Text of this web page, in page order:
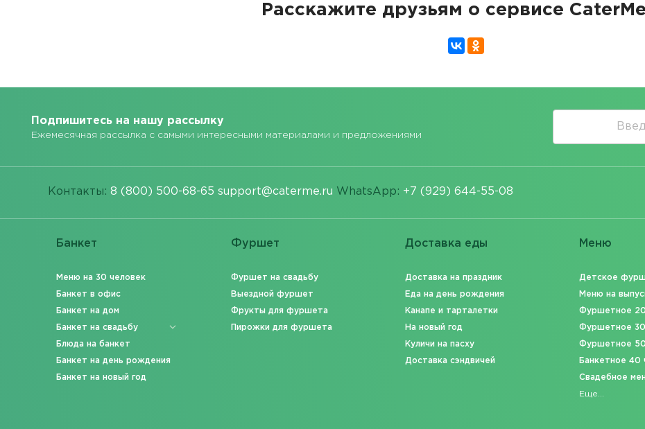
Расскажите друзьям о сервисе
Подпишитесь на нашу рассылку
Ежемесячная рассылка с самыми интересными материалами и предложениями
Контакты: 8 (800) 500-68-65 support@caterme.ru WhatsApp: +7 (929) 644-55-08
Банкет
Меню на 30 человек
Банкет в офис
Банкет на дом
Банкет на свадьбу
Блюда на банкет
Банкет на день рождения
Банкет на новый год
Фуршет
Фуршет на свадьбу
Выездной фуршет
Фрукты для фуршета
Пирожки для фуршета
Доставка еды
Доставка на праздник
Еда на день рождения
Канапе и тарталетки
На новый год
Куличи на пасху
Доставка сэндвичей
Меню
Детское
Меню на
Фуршетное
Фуршетное 30
Фуршетное
Банкетное 40
Свадебное
Еще...